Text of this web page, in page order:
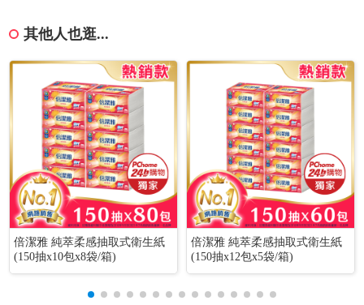
其他人也逛...
倍潔雅 純萃柔感抽取式衛生紙
(150抽x10包x8袋/箱)
倍潔雅 純萃柔感抽取式衛生紙
(150抽x12包x5袋/箱)